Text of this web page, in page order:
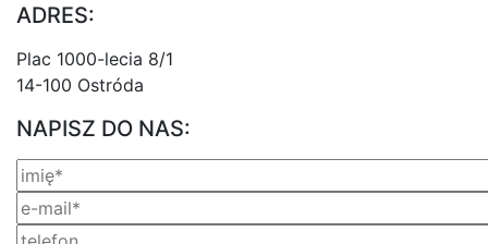
ADRES:
Plac 1000-lecia 8/1
14-100 Ostróda
NAPISZ DO NAS: